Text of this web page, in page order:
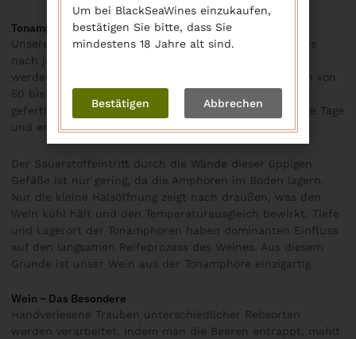
Tonamphoren Nach Alter Handwerkskunst
Unsere Weine reifen in traditionellen Tonamphoren, die
nach jahrhundertealter Handwerkskunst hergestellt
werden. Diese Amphoren haben ein Fassungsvermögen von
50 bis 3000 Litern und werden sorgfältig von Hand
gefertigt. Diese Anfertigung in Handarbeit dauert einige Tage
und erfolgt nur auf Bestellung.
Der Sauerstoffeintritt durch die Wände dieser üppigen
Gefäße ist nur gering, da die Amphoren im Boden lagern.
Nur die kleine Halsöffnung zeigt nach draußen, was den
Wein kühl hält und den Temperaturausgleich bewirkt. Tiefe
und Lagerort der Tonamphoren haben dominanten Einfluss
auf den langsamen Reifeprozess des Weines. Aus diesem
Grunde ist unser Wein aus der Tonamphore einzigartig.
Wein – Das Besondere
Handverlesene Trauben unterschiedlicher Rebsorten
werden verarbeitet, indem man die Beeren entrappt, mahlt
Um bei BlackSeaWines einzukaufen,
bestätigen Sie bitte, dass Sie
mindestens 18 Jahre alt sind.
Bestätigen Abbrechen